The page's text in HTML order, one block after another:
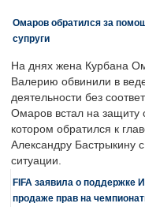
Омаров обратился за
супруги
На днях жена Курбана
Валерию обвинили в
деятельности без
Омаров встал на защиту
котором обратился к
Александру Бастрыкину
ситуации.
FIFA заявила о поддержке
продаже прав на